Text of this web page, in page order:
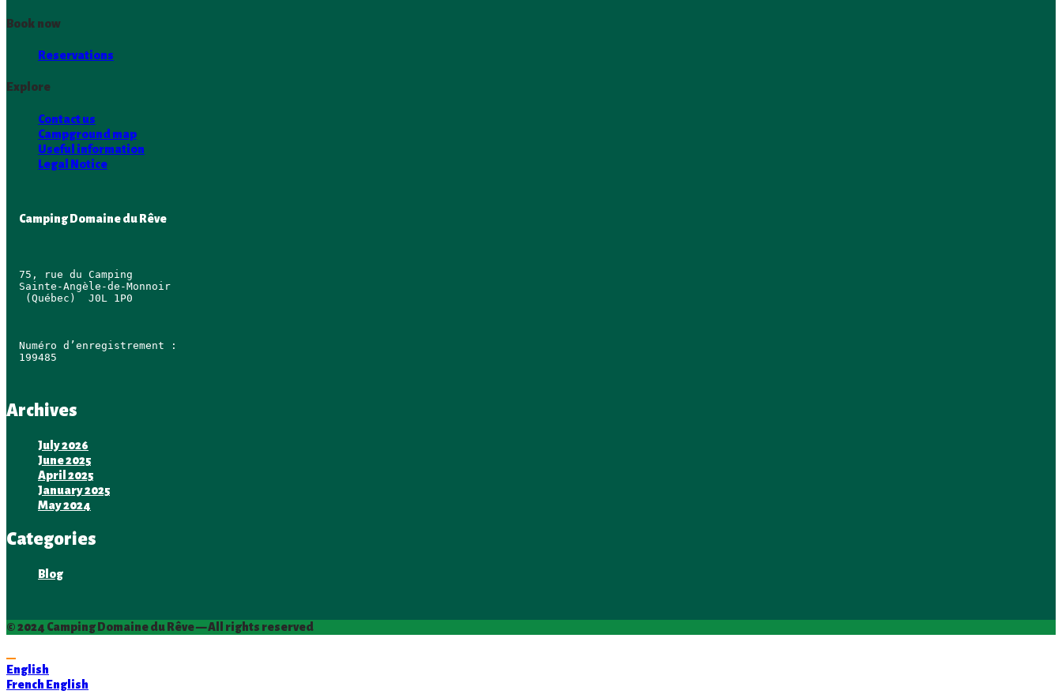
Book now
Reservations
Explore
Contact us
Campground map
Useful information
Legal Notice
Camping Domaine du Rêve
75, rue du Camping
Sainte‑Angèle‑de‑Monnoir
(Québec)  J0L 1P0
Numéro d’enregistrement :
199485
Archives
July 2026
June 2025
April 2025
January 2025
May 2024
Categories
Blog
© 2024 Camping Domaine du Rêve — All rights reserved
English
French English